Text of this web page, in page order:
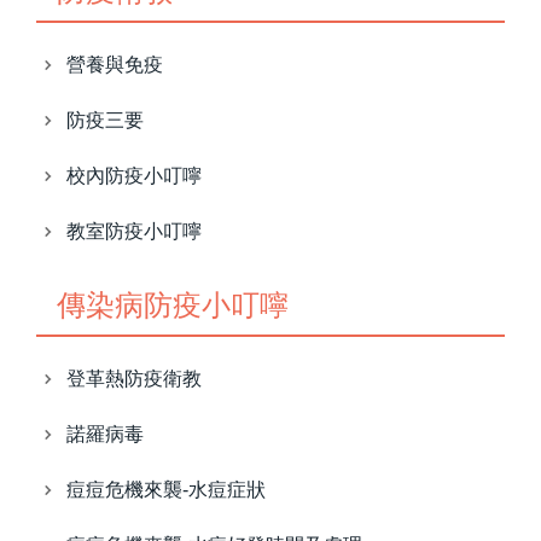
營養與免疫
防疫三要
校內防疫小叮嚀
教室防疫小叮嚀
傳染病防疫小叮嚀
登革熱防疫衛教
諾羅病毒
痘痘危機來襲-水痘症狀